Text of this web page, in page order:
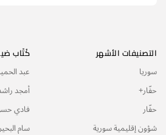
التصنيفات الأشهر
سوريا
حفّار+
حفّار
شؤون إقليمية سورية
كُتّاب
عبد
أمجد
فادي
سام